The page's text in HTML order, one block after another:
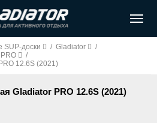
SUP-доски / Gladiator
/
PRO
/
12.6S (2021)
Gladiator PRO 12.6S (2021)